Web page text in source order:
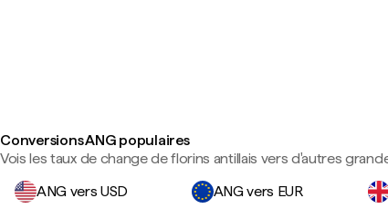
Conversions ANG populaires
Vois les taux de change de florins antillais vers d'autres
ANG vers USD
ANG vers EUR